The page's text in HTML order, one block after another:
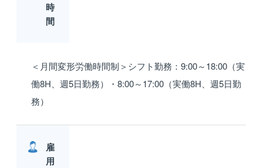
時
間
＜月間変形労働時間制＞シフト勤務：9:00～18:00（実
働8H、週5日勤務）・8:00～17:00（実働8H、週5日勤
務）
雇
用